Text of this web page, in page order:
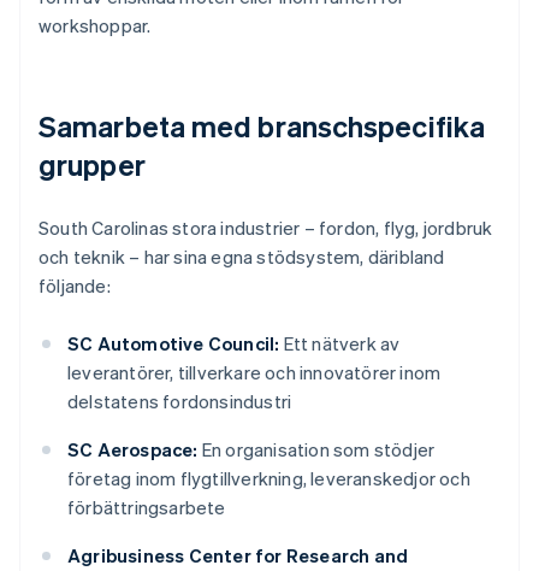
workshoppar.
Samarbeta med branschspecifika
grupper
South Carolinas stora industrier – fordon, flyg, jordbruk
och teknik – har sina egna stödsystem, däribland
följande:
SC Automotive Council: Ett nätverk av
leverantörer, tillverkare och innovatörer inom
delstatens fordonsindustri
SC Aerospace: En organisation som stödjer
företag inom flygtillverkning, leveranskedjor och
förbättringsarbete
Agribusiness Center for Research and